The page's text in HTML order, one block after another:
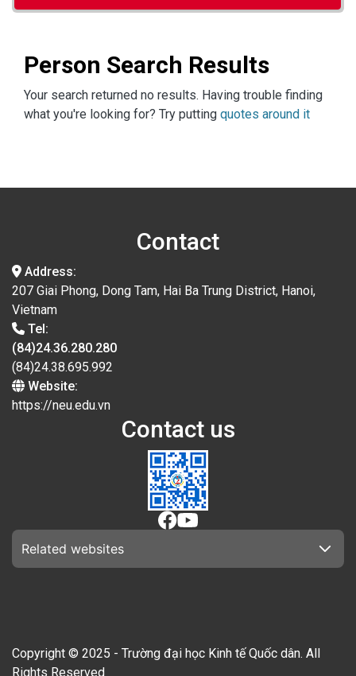
Person Search Results
Your search returned no results. Having trouble finding
what you're looking for? Try putting quotes around it
Contact
Address:
207 Giai Phong, Dong Tam, Hai Ba Trung District, Hanoi,
Vietnam
Tel:
(84)24.36.280.280
(84)24.38.695.992
Website:
https://neu.edu.vn
Contact us
Related websites
Copyright © 2025 - Trường đại học Kinh tế Quốc dân. All
Rights Reserved